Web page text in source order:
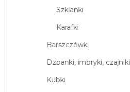
Szklanki
Karafki
Barszczówki
Dzbanki, imbryki, czajniki
Kubki